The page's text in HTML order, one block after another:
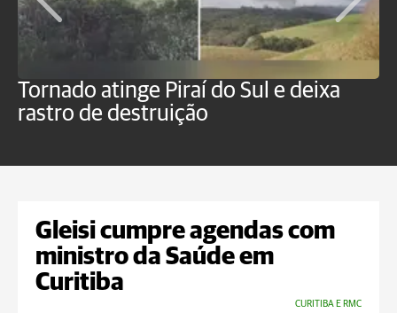
Tornado atinge Piraí do Sul e deixa
rastro de destruição
Gleisi cumpre agendas com
ministro da Saúde em
Curitiba
CURITIBA E RMC